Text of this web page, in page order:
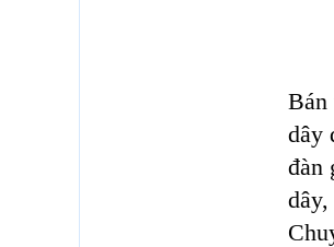
Bán
dây
đàn